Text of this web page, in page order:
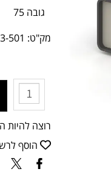
גובה 75
מק"ט: 501
רוצה להיות
הוסף